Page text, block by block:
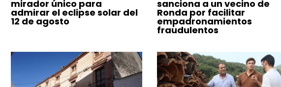
mirador único para
admirar el eclipse solar del
12 de agosto
sanciona a un vecino de
Ronda por facilitar
empadronamientos
fraudulentos